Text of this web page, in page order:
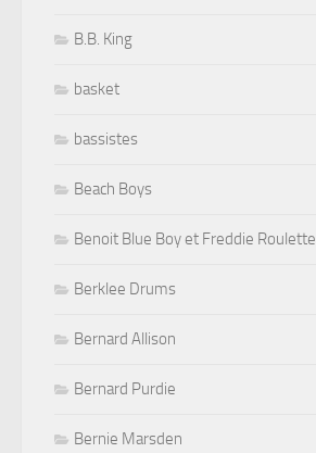
B.B. King
basket
bassistes
Beach Boys
Benoit Blue Boy et Freddie Roulette
Berklee Drums
Bernard Allison
Bernard Purdie
Bernie Marsden